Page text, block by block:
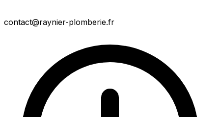
contact@raynier-plomberie.fr